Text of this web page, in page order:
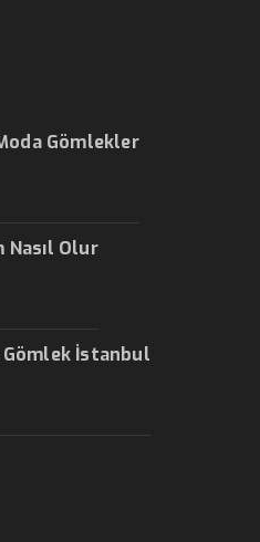
Gömlekler
Nasıl Olur
İstanbul